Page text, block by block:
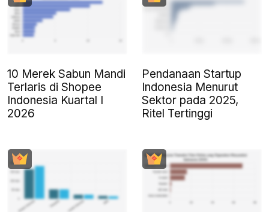
10 Merek Sabun Mandi
Terlaris di Shopee
Indonesia Kuartal I
2026
Pendanaan Startup
Indonesia Menurut
Sektor pada 2025,
Ritel Tertinggi